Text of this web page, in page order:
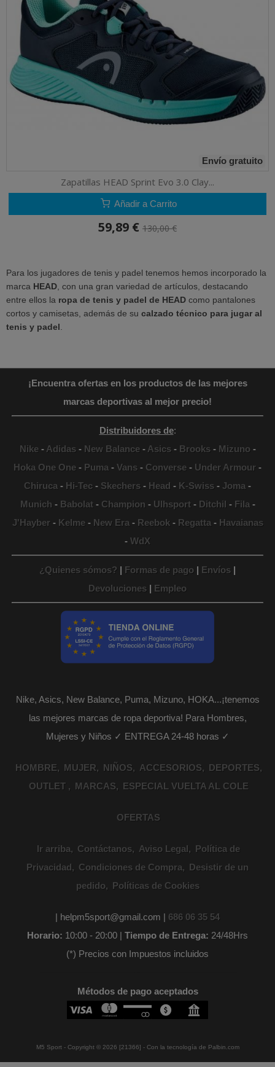
Envío gratuito
Zapatillas HEAD Sprint Evo 3.0 Clay...
Añadir a Carrito
59,89 € 130,00 €
Para los jugadores de tenis y padel tenemos hemos incorporado la
marca HEAD, con una gran variedad de artículos, destacando
entre ellos la ropa de tenis y padel de HEAD como pantalones
cortos y camisetas, además de su calzado técnico para jugar al
tenis y padel .
¡Encuentra ofertas en los productos de las mejores
marcas deportivas al mejor precio!
Distribuidores de:
Nike- Adidas- New Balance- Asics- Brooks- Mizuno-
Hoka One One - Puma - Vans - Converse - Under Armour -
Chiruca - Hi-Tec - Skechers - Head - K-Swiss - Joma -
Munich - Babolat- Champion - Ulhsport- Ditchil - Fila -
J'Hayber- Kelme- New Era - Reebok- Regatta - Havaianas
- WdX
¿Quienes sómos? | Formas de pago | Envíos |
Devoluciones | Empleo
Nike, Asics, New Balance, Puma, Mizuno, HOKA...¡tenemos
las mejores marcas de ropa deportiva! Para Hombres,
Mujeres y Niños ✓ ENTREGA 24-48 horas ✓
HOMBRE MUJER NIÑOS ACCESORIOS
DEPORTES
OUTLET
MARCAS ESPECIAL VUELTA AL COLE
OFERTAS
Ir arriba Contáctanos Aviso Legal
Política de
Privacidad
Condiciones de Compra
Desistir de un
pedido
Políticas de Cookies
| helpm5sport@gmail.com | 686 06 35 54
Horario: 10:00 - 20:00 | Tiempo de Entrega: 24/48Hrs
(*) Precios con Impuestos incluidos
Métodos de pago aceptados
M5 Sport- Copyright © 2026 [21366] - Con la tecnología de Palbin.com